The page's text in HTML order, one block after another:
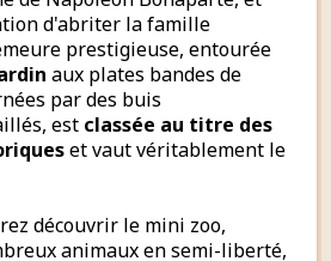
d'abriter la famille
prestigieuse, entourée
aux plates bandes de
par des buis
est classée au titre des
et vaut véritablement le
découvrir le mini zoo,
animaux en semi-liberté,